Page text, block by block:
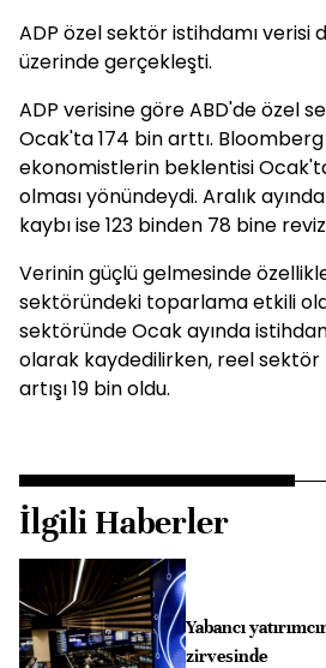
ADP özel sektör istihdamı verisi
üzerinde gerçekleşti.
ADP verisine göre ABD'de özel
Ocak'ta 174 bin arttı.
ekonomistlerin beklentisi
olması yönündeydi. Aralık
kaybı ise 123 binden 78 bine
Verinin güçlü gelmesinde
sektöründeki toparlama etkili
sektöründe Ocak ayında
olarak kaydedilirken, reel
artışı 19 bin oldu.
İlgili Haberler
Yabancı
zirvesinde